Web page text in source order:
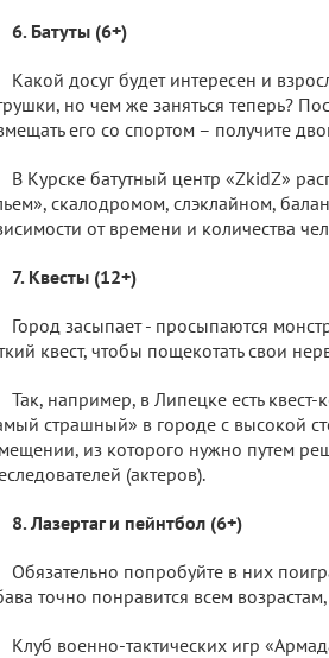
6. Батуты (6+)
Какой досуг будет интересен и
но чем же заняться теперь?
его со спортом – получите
В Курске батутный центр «ZkidZ»
скалодромом, слэклайном,
от времени и количества
7. Квесты (12+)
Город засыпает - просыпаются
квест, чтобы пощекотать свои
Так, например, в Липецке есть
страшный» в городе с высокой
из которого нужно путем
(актеров).
8. Лазертаг и пейнтбол (6+)
Обязательно попробуйте в них
точно понравится всем
Клуб военно-тактических игр